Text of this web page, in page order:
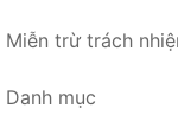
Miễn trừ trách
Danh mục